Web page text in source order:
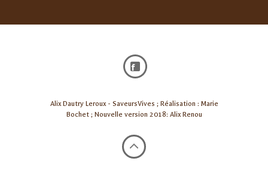
Alix Dautry Leroux - SaveursVives ; Réalisation : Marie
Bochet ; Nouvelle version 2018: Alix Renou